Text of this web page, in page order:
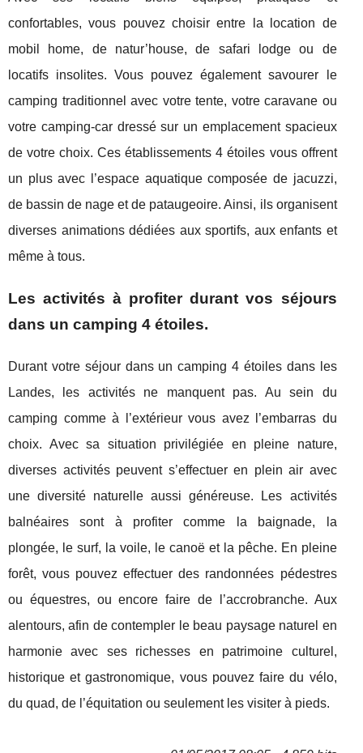
confortables, vous pouvez choisir entre la location de
mobil home, de natur’house, de safari lodge ou de
locatifs insolites. Vous pouvez également savourer le
camping traditionnel avec votre tente, votre caravane ou
votre camping-car dressé sur un emplacement spacieux
de votre choix. Ces établissements 4 étoiles vous offrent
un plus avec l’espace aquatique composée de jacuzzi,
de bassin de nage et de pataugeoire. Ainsi, ils organisent
diverses animations dédiées aux sportifs, aux enfants et
même à tous.
Les activités à profiter durant vos séjours
dans un camping 4 étoiles.
Durant votre séjour dans un camping 4 étoiles dans les
Landes, les activités ne manquent pas. Au sein du
camping comme à l’extérieur vous avez l’embarras du
choix. Avec sa situation privilégiée en pleine nature,
diverses activités peuvent s’effectuer en plein air avec
une diversité naturelle aussi généreuse. Les activités
balnéaires sont à profiter comme la baignade, la
plongée, le surf, la voile, le canoë et la pêche. En pleine
forêt, vous pouvez effectuer des randonnées pédestres
ou équestres, ou encore faire de l’accrobranche. Aux
alentours, afin de contempler le beau paysage naturel en
harmonie avec ses richesses en patrimoine culturel,
historique et gastronomique, vous pouvez faire du vélo,
du quad, de l’équitation ou seulement les visiter à pieds.